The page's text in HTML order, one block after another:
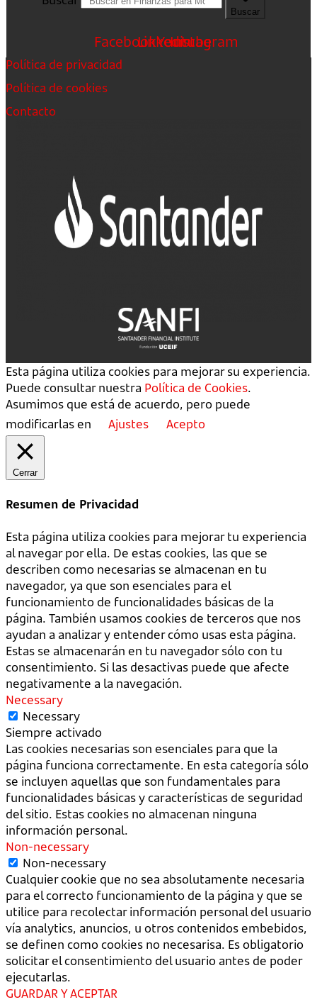
Buscar
FacebookLinkedin
Youtube
Instagram
Política de privacidad
Política de cookies
Contacto
Esta página utiliza cookies para mejorar su experiencia.
Puede consultar nuestra Política de Cookies.
Asumimos que está de acuerdo, pero puede
modificarlas en
Ajustes Acepto
Cerrar
Resumen de Privacidad
Esta página utiliza cookies para mejorar tu experiencia
al navegar por ella. De estas cookies, las que se
describen como necesarias se almacenan en tu
navegador, ya que son esenciales para el
funcionamiento de funcionalidades básicas de la
página. También usamos cookies de terceros que nos
ayudan a analizar y entender cómo usas esta página.
Estas se almacenarán en tu navegador sólo con tu
consentimiento. Si las desactivas puede que afecte
negativamente a la navegación.
Necessary
Necessary
Siempre activado
Las cookies necesarias son esenciales para que la
página funciona correctamente. En esta categoría sólo
se incluyen aquellas que son fundamentales para
funcionalidades básicas y características de seguridad
del sitio. Estas cookies no almacenan ninguna
información personal.
Non-necessary
Non-necessary
Cualquier cookie que no sea absolutamente necesaria
para el correcto funcionamiento de la página y que se
utilice para recolectar información personal del usuario
vía analytics, anuncios, u otros contenidos embebidos,
se definen como cookies no necesarisa. Es obligatorio
solicitar el consentimiento del usuario antes de poder
ejecutarlas.
GUARDAR Y ACEPTAR